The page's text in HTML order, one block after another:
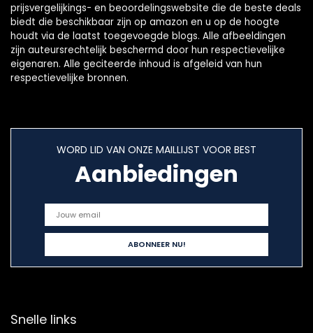
prijsvergelijkings- en beoordelingswebsite die de beste deals
biedt die beschikbaar zijn op amazon en u op de hoogte
houdt via de laatst toegevoegde blogs. Alle afbeeldingen
zijn auteursrechtelijk beschermd door hun respectievelijke
eigenaren. Alle geciteerde inhoud is afgeleid van hun
respectievelijke bronnen.
WORD LID VAN ONZE MAILLIJST VOOR BEST
Aanbiedingen
Snelle links